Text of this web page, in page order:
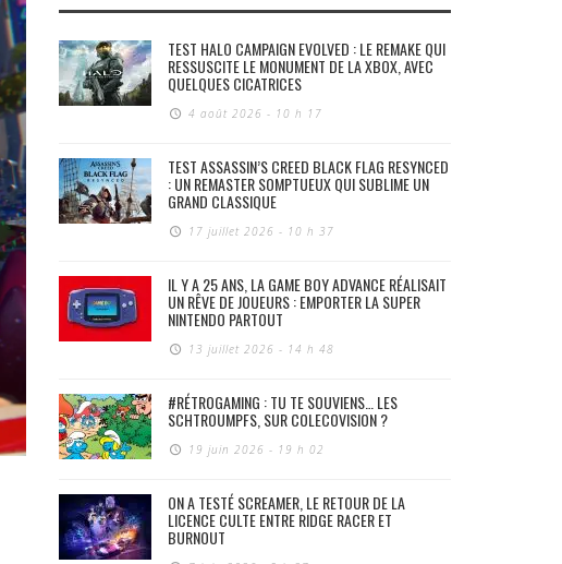
TEST HALO CAMPAIGN EVOLVED : LE REMAKE QUI
RESSUSCITE LE MONUMENT DE LA XBOX, AVEC
QUELQUES CICATRICES
4 août 2026 - 10 h 17
TEST ASSASSIN’S CREED BLACK FLAG RESYNCED
: UN REMASTER SOMPTUEUX QUI SUBLIME UN
GRAND CLASSIQUE
17 juillet 2026 - 10 h 37
IL Y A 25 ANS, LA GAME BOY ADVANCE RÉALISAIT
UN RÊVE DE JOUEURS : EMPORTER LA SUPER
NINTENDO PARTOUT
13 juillet 2026 - 14 h 48
#RÉTROGAMING : TU TE SOUVIENS… LES
SCHTROUMPFS, SUR COLECOVISION ?
19 juin 2026 - 19 h 02
ON A TESTÉ SCREAMER, LE RETOUR DE LA
LICENCE CULTE ENTRE RIDGE RACER ET
BURNOUT